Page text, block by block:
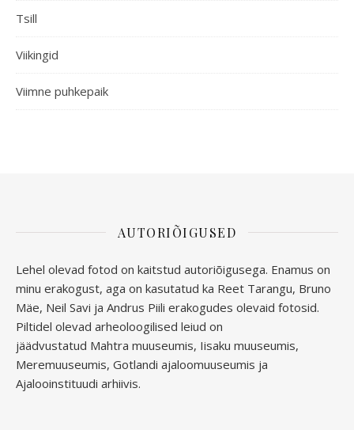
Tsill
Viikingid
Viimne puhkepaik
AUTORIÕIGUSED
Lehel olevad fotod on kaitstud autoriõigusega. Enamus on
minu erakogust, aga on kasutatud ka Reet Tarangu, Bruno
Mäe, Neil Savi ja Andrus Piili erakogudes olevaid fotosid.
Piltidel olevad arheoloogilised leiud on
jäädvustatud Mahtra muuseumis, Iisaku muuseumis,
Meremuuseumis, Gotlandi ajaloomuuseumis ja
Ajalooinstituudi arhiivis.